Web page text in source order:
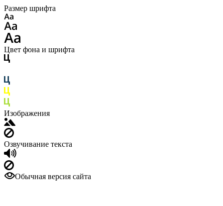
Размер шрифта
Цвет фона и шрифта
Изображения
Озвучивание текста
Обычная версия сайта